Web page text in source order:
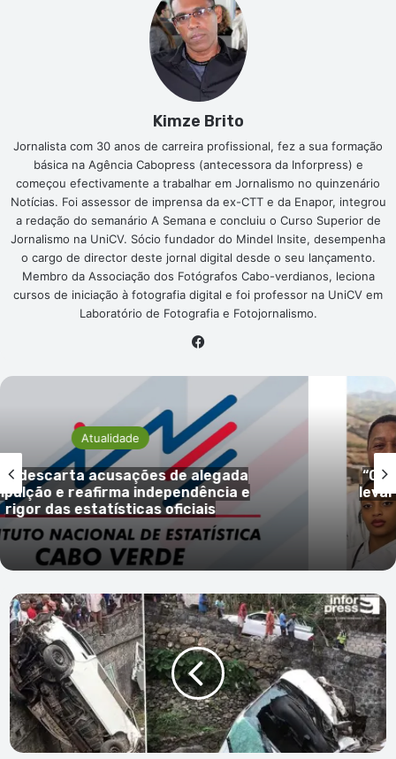
Kimze Brito
Jornalista com 30 anos de carreira profissional, fez a sua formação
básica na Agência Cabopress (antecessora da Inforpress) e
começou efectivamente a trabalhar em Jornalismo no quinzenário
Notícias. Foi assessor de imprensa da ex-CTT e da Enapor, integrou
a redação do semanário A Semana e concluiu o Curso Superior de
Jornalismo na UniCV. Sócio fundador do Mindel Insite, desempenha
o cargo de director deste jornal digital desde o seu lançamento.
Membro da Associação dos Fotógrafos Cabo-verdianos, leciona
cursos de iniciação à fotografia digital e foi professor na UniCV em
Laboratório de Fotografia e Fotojornalismo.
e
“Campanha Bata Branca”
levar cuidados médicos
ilhas com menos recursos
Turista
alemã
morre
em
acidente
de
viação
em
Santo